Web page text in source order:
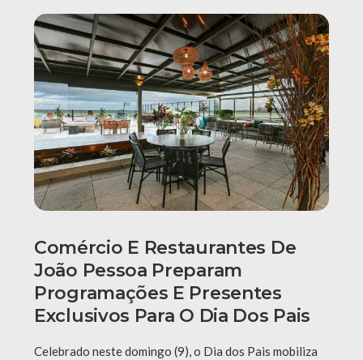
Comércio E Restaurantes De
João Pessoa Preparam
Programações E Presentes
Exclusivos Para O Dia Dos Pais
Celebrado neste domingo (9), o Dia dos Pais mobiliza